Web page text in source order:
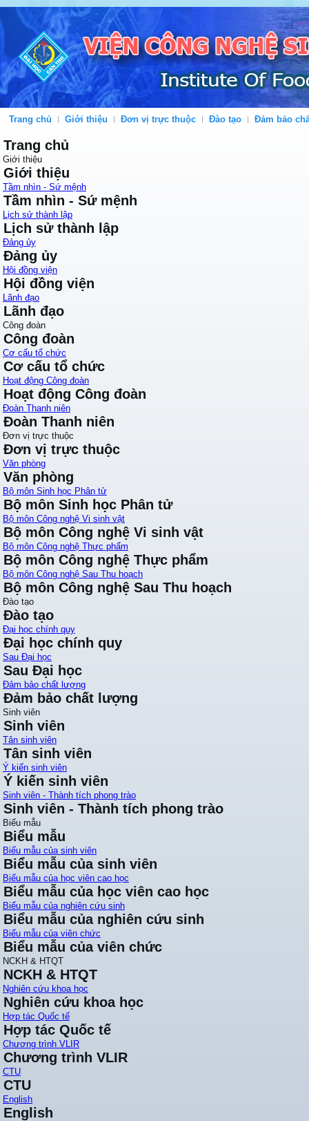
Trang chủ Giới thiệu Đơn vị trực thuộc Đào tạo Đảm bảo
Trang chủ
Giới thiệu
Giới thiệu
Tầm nhìn - Sứ mệnh
Tầm nhìn - Sứ mệnh
Lịch sử thành lập
Lịch sử thành lập
Đảng ủy
Đảng ủy
Hội đồng viện
Hội đồng viện
Lãnh đạo
Lãnh đạo
Công đoàn
Công đoàn
Cơ cấu tổ chức
Cơ cấu tổ chức
Hoạt động Công đoàn
Hoạt động Công đoàn
Đoàn Thanh niên
Đoàn Thanh niên
Đơn vị trực thuộc
Đơn vị trực thuộc
Văn phòng
Văn phòng
Bộ môn Sinh học Phân tử
Bộ môn Sinh học Phân tử
Bộ môn Công nghệ Vi sinh vật
Bộ môn Công nghệ Vi sinh vật
Bộ môn Công nghệ Thực phẩm
Bộ môn Công nghệ Thực phẩm
Bộ môn Công nghệ Sau Thu hoạch
Bộ môn Công nghệ Sau Thu hoạch
Đào tạo
Đào tạo
Đại học chính quy
Đại học chính quy
Sau Đại học
Sau Đại học
Đảm bảo chất lượng
Đảm bảo chất lượng
Sinh viên
Sinh viên
Tân sinh viên
Tân sinh viên
Ý kiến sinh viên
Ý kiến sinh viên
Sinh viên - Thành tích phong trào
Sinh viên - Thành tích phong trào
Biểu mẫu
Biểu mẫu
Biểu mẫu của sinh viên
Biểu mẫu của sinh viên
Biểu mẫu của học viên cao học
Biểu mẫu của học viên cao học
Biểu mẫu của nghiên cứu sinh
Biểu mẫu của nghiên cứu sinh
Biểu mẫu của viên chức
Biểu mẫu của viên chức
NCKH & HTQT
NCKH & HTQT
Nghiên cứu khoa học
Nghiên cứu khoa học
Hợp tác Quốc tế
Hợp tác Quốc tế
Chương trình VLIR
Chương trình VLIR
CTU
CTU
English
English